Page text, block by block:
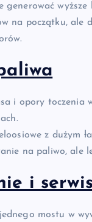
generować
na początku,
i opory toczenia
z dużym
na paliwo, ale
i serwis
mostu w